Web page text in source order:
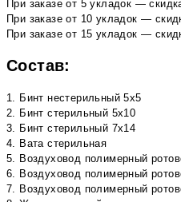
При заказе от 5 укладок —
При заказе от 10 укладок —
При заказе от 15 укладок —
Состав:
1. Бинт нестерильный 5х5
2. Бинт стерильный 5х10
3. Бинт стерильный 7х14
4. Вата стерильная
5. Воздуховод полимерный
6. Воздуховод полимерный
7. Воздуховод полимерный